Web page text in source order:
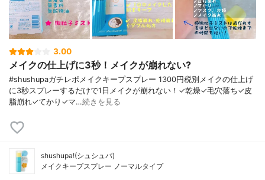
3.00
メイクの仕上げに3秒！メイクが崩れない?
#shushupaガチレポメイクキープスプレー 1300円税別メイクの仕上げ
に3秒スプレーするだけで1日メイクが崩れない！✓乾燥✓毛穴落ち✓皮
脂崩れ✓てかり✓マ…続きを見る
shushupa!(シュシュパ)
メイクキープスプレー ノーマルタイプ